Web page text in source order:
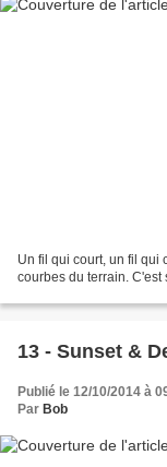
Un fil qui court, un fil qui
courbes du terrain.
13 - Sunset &
Publié le 12/10/2014 à
Par Bob